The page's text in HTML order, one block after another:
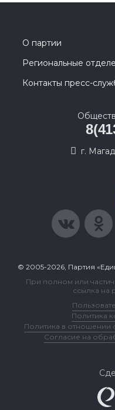
О партии
Региональные
Контакты пресс-
г.
© 2005-2026, Партия
При полном или
ссылка на
Политика
Политика в отношении
Согласие на